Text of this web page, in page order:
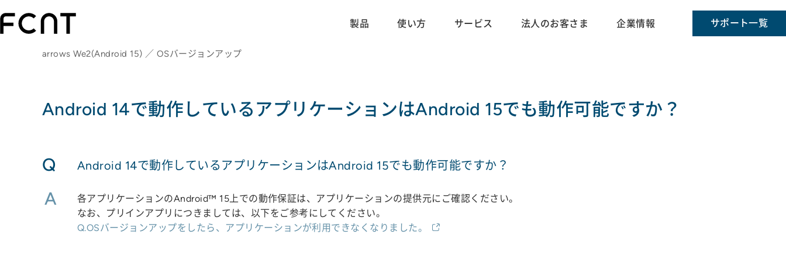
製品 使い方 サービス 法人のお客さま 企業情報 サポート一覧
arrows We2(Android 15) ／ OSバージョンアップ
Android 14で動作しているアプリケーションはAndroid 15でも動作可能ですか？
Q Android 14で動作しているアプリケーションはAndroid 15でも動作可能ですか？
A
各アプリケーションのAndroid™ 15上での動作保証は、アプリケーションの提供元にご確認ください。
なお、プリインアプリにつきましては、以下をご参考にしてください。
Q.OSバージョンアップをしたら、アプリケーションが利用できなくなりました。